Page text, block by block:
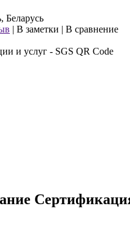
Беларусь
| В заметки | В сравнение